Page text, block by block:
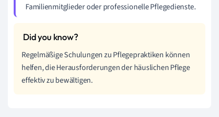
Familienmitglieder oder professionelle Pflegedienste.
Regelmäßige Schulungen zu Pflegepraktiken können
helfen, die Herausforderungen der häuslichen Pflege
effektiv zu bewältigen.